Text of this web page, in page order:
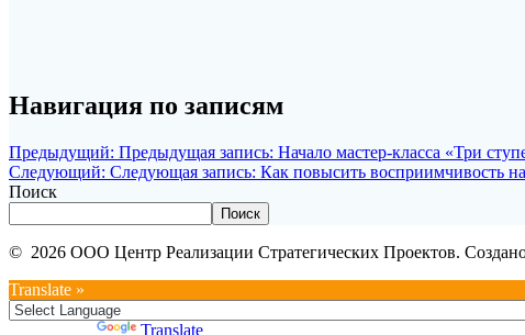
Навигация по записям
Предыдущий: Предыдущая запись: Начало мастер-класса «Три
Следующий: Следующая запись: Как повысить восприимчивость
Поиск
Поиск
© 2026 ООО Центр Реализации Стратегических Проектов.
Translate »
Translate